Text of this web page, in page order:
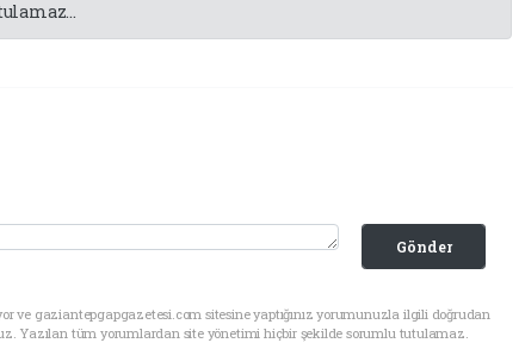
Gönder
ve gaziantepgapgazetesi.com sitesine yaptığınız yorumunuzla ilgili doğrudan
Yazılan tüm yorumlardan site yönetimi hiçbir şekilde sorumlu tutulamaz.